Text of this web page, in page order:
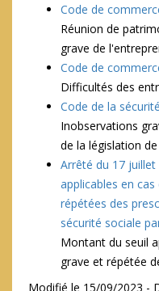
Code de
Réunion de
grave de
Code de
Difficultés des
Code de la
Inobservations
de la législation
Arrêté du 17
applicables en
répétées des
sécurité sociale
Montant du seuil
grave et répétée
Modifié le 15/09/2023 -